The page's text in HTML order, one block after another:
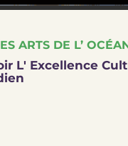
ARTS DE L’
L' Excellence